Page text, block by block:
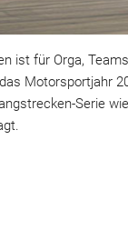
ist für Orga,
Motorsportjahr
Serie